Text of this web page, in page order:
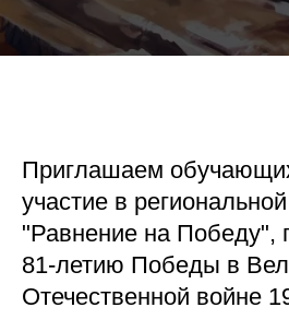
Приглашаем
участие в
"Равнение на Победу",
81-летию Победы в
Отечественной войне